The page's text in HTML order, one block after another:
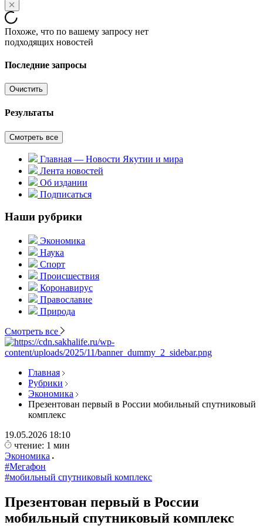
Похоже, что по вашему запросу нет
подходящих новостей
Последние запросы
Очистить
Результаты
Смотреть все
Главная — Новости Якутии и мира
Лента новостей
Об издании
Подписаться
Наши рубрики
Экономика
Наука
Спорт
Происшествия
Коронавирус
Православие
Природа
Смотреть все
Главная
Рубрики
Экономика
Презентован первый в России мобильный спутниковый
комплекс
19.05.2026 18:10
чтение: 1 мин
Экономика
#Мегафон
#мобильный спутниковый комплекс
Презентован первый в России
мобильный спутниковый комплекс